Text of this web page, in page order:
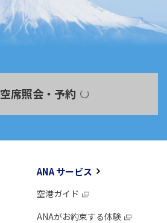
空席照会・予約
ANA サービス
空港ガイド
ANAがお約束する体験